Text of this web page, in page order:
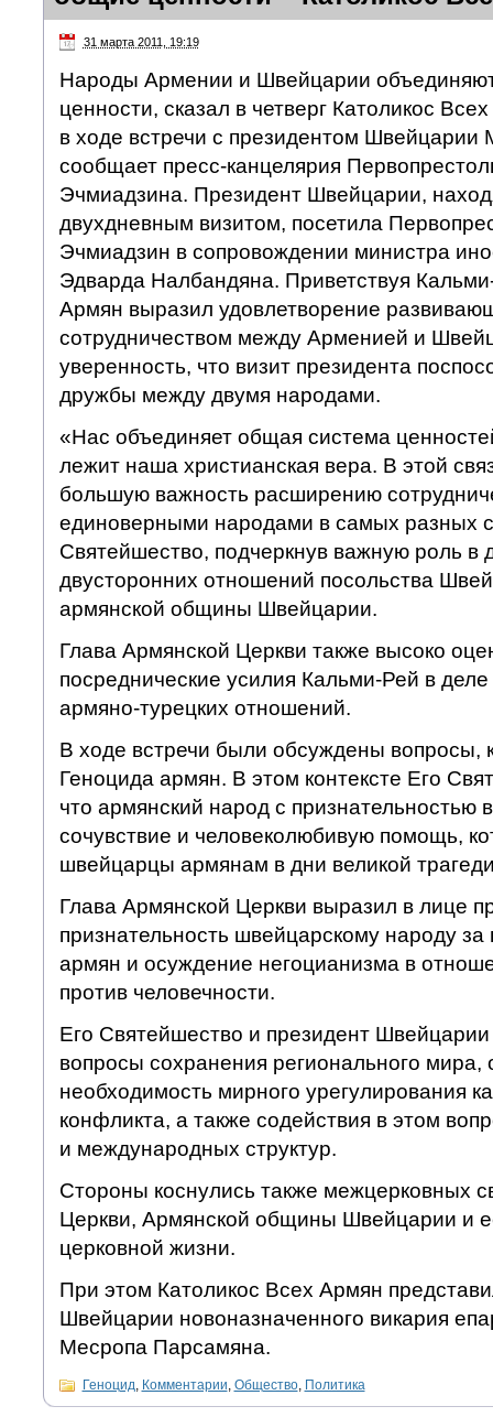
31 марта 2011, 19:19
Народы Армении и Швейцарии
ценности, сказал в четверг Католикос
в ходе встречи с президентом
сообщает пресс-канцелярия
Эчмиадзина. Президент Швейцарии,
двухдневным визитом, посетила
Эчмиадзин в сопровождении министра
Эдварда Налбандяна. Приветствуя
Армян выразил удовлетворение
сотрудничеством между Арменией и
уверенность, что визит президента
дружбы между двумя народами.
«Нас объединяет общая система
лежит наша христианская вера. В этой
большую важность расширению
единоверными народами в самых разных
Святейшество, подчеркнув важную роль в
двусторонних отношений посольства
армянской общины Швейцарии.
Глава Армянской Церкви также высоко
посреднические усилия Кальми-Рей в
армяно-турецких отношений.
В ходе встречи были обсуждены
Геноцида армян. В этом контексте Его
что армянский народ с признательностью
сочувствие и человеколюбивую помощь,
швейцарцы армянам в дни великой
Глава Армянской Церкви выразил в лице
признательность швейцарскому народу
армян и осуждение негоцианизма в
против человечности.
Его Святейшество и президент
вопросы сохранения регионального мира,
необходимость мирного урегулирования
конфликта, а также содействия в этом
и международных структур.
Стороны коснулись также межцерковных
Церкви, Армянской общины Швейцарии и
церковной жизни.
При этом Католикос Всех Армян
Швейцарии новоназначенного викария
Месропа Парсамяна.
Геноцид, Комментарии, Общество, Политика